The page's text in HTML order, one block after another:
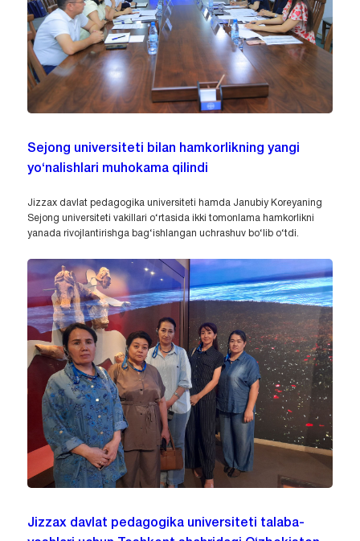
Sejong universiteti bilan hamkorlikning yangi
yo‘nalishlari muhokama qilindi
Jizzax davlat pedagogika universiteti hamda Janubiy Koreyaning
Sejong universiteti vakillari o‘rtasida ikki tomonlama hamkorlikni
yanada rivojlantirishga bag‘ishlangan uchrashuv bo‘lib o‘tdi.
Jizzax davlat pedagogika universiteti talaba-